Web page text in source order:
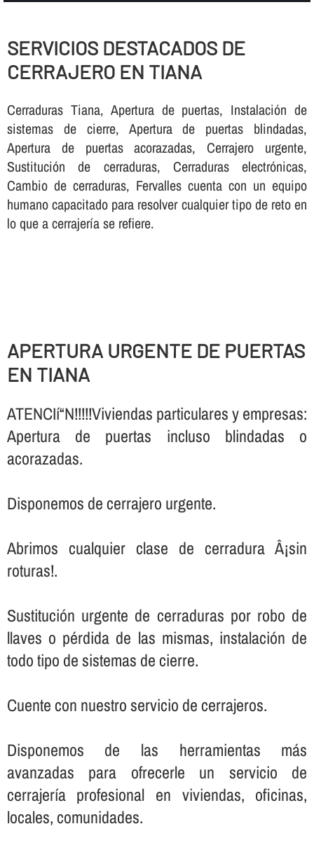
SERVICIOS DESTACADOS DE
CERRAJERO EN TIANA
Cerraduras Tiana, Apertura de puertas, Instalación de
sistemas de cierre, Apertura de puertas blindadas,
Apertura de puertas acorazadas, Cerrajero urgente,
Sustitución de cerraduras, Cerraduras electrónicas,
Cambio de cerraduras, Fervalles cuenta con un equipo
humano capacitado para resolver cualquier tipo de reto en
lo que a cerrajerí­a se refiere.
APERTURA URGENTE DE PUERTAS
EN TIANA
ATENCIí“N!!!!!Viviendas particulares y empresas:
Apertura de puertas incluso blindadas o
acorazadas.
Disponemos de cerrajero urgente.
Abrimos cualquier clase de cerradura Â¡sin
roturas!.
Sustitución urgente de cerraduras por robo de
llaves o pérdida de las mismas, instalación de
todo tipo de sistemas de cierre.
Cuente con nuestro servicio de cerrajeros.
Disponemos de las herramientas más
avanzadas para ofrecerle un servicio de
cerrajerí­a profesional en viviendas, oficinas,
locales, comunidades.